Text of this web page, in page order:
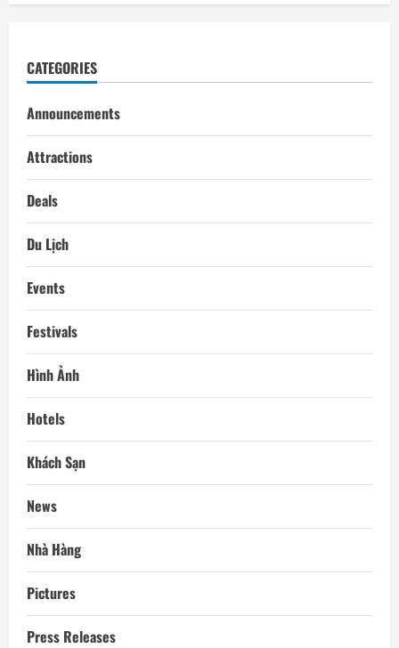
CATEGORIES
Announcements
Attractions
Deals
Du Lịch
Events
Festivals
Hình Ảnh
Hotels
Khách Sạn
News
Nhà Hàng
Pictures
Press Releases